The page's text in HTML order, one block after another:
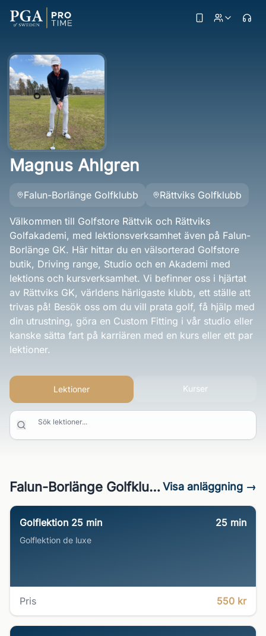
Magnus Ahlgren
Falun-Borlänge Golfklubb Rättviks Golfklubb
Välkommen till Golfstore Rättvik och Rättviks
Golfakademi, med lektionsverksamhet även på Falun-
Borlänge GK. Här hittar du en välsorterad Golfstore
butik, Driving range, Studio och en Akademi med
lektions och kursverksamhet. Vi befinner oss i hjärtat
av Rättviks GK, världens härligaste klubb, ett ställe att
trivas på! Besök oss om du vill prata golf, få hjälp med
din utrustning, göra en Custom Fitting i vår studio eller
kanske sätta fart på karriären med en kurs eller ett par
lektioner.
Lektioner Kurser
Sök lektioner...
Falun-Borlänge GolfklubbVisa anläggning →
Golflektion 25 min 25 min
Golflektion de luxe
Pris 550 kr